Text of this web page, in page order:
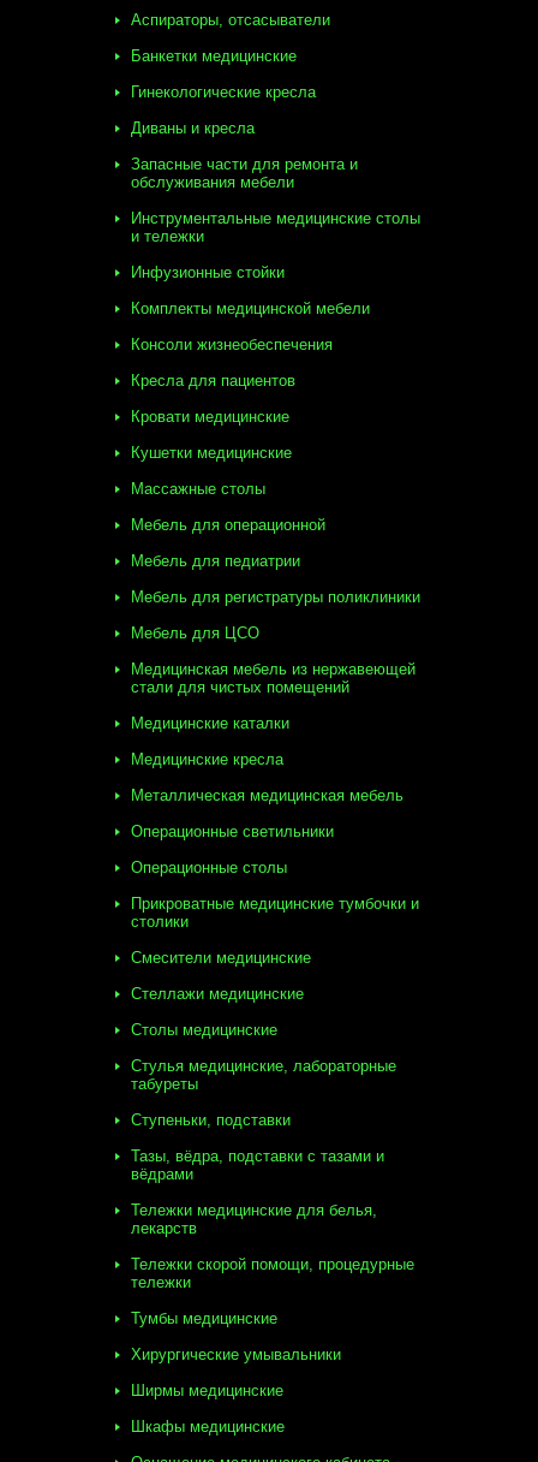
Аспираторы, отсасыватели
Банкетки медицинские
Гинекологические кресла
Диваны и кресла
Запасные части для ремонта и
обслуживания мебели
Инструментальные медицинские столы
и тележки
Инфузионные стойки
Комплекты медицинской мебели
Консоли жизнеобеспечения
Кресла для пациентов
Кровати медицинские
Кушетки медицинские
Массажные столы
Мебель для операционной
Мебель для педиатрии
Мебель для регистратуры поликлиники
Мебель для ЦСО
Медицинская мебель из нержавеющей
стали для чистых помещений
Медицинские каталки
Медицинские кресла
Металлическая медицинская мебель
Операционные светильники
Операционные столы
Прикроватные медицинские тумбочки и
столики
Смесители медицинские
Стеллажи медицинские
Столы медицинские
Стулья медицинские, лабораторные
табуреты
Ступеньки, подставки
Тазы, вёдра, подставки с тазами и
вёдрами
Тележки медицинские для белья,
лекарств
Тележки скорой помощи, процедурные
тележки
Тумбы медицинские
Хирургические умывальники
Ширмы медицинские
Шкафы медицинские